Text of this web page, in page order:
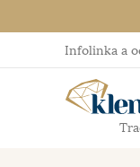
Infolinka a